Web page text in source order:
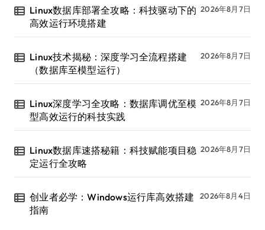
Linux数据库部署全攻略：科技驱动下的
高效运行环境搭建
2026年8月7日
Linux技术揭秘：深度学习全流程搭建
（数据库至模型运行）
2026年8月7日
Linux深度学习全攻略：数据库调优至模
型高效运行的科技实践
2026年8月7日
Linux数据库速搭秘籍：科技赋能项目稳
定运行全攻略
2026年8月7日
创业者必学：Windows运行库高效搭建
指南
2026年8月4日